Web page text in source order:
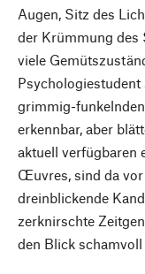
Augen, Sitz des
der Krümmung des
viele
Psychologiestudent
grimmig-
erkennbar, aber
aktuell verfügbaren
Œuvres, sind da vor
dreinblickende
zerknirschte
den Blick schamvoll